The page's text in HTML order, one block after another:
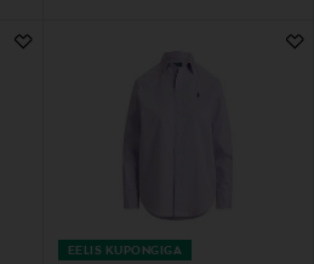
EELIS KUPONGIGA